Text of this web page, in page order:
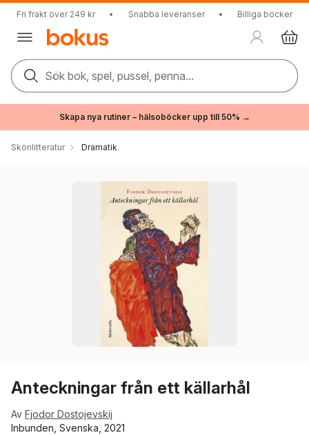
Fri frakt över 249 kr • Snabba leveranser • Billiga böcker
Sök bok, spel, pussel, penna...
Skapa nya rutiner – hälsoböcker upp till 50% →
Skönlitteratur Dramatik
Anteckningar från ett källarhål
Av Fjodor Dostojevskij
Inbunden, Svenska, 2021